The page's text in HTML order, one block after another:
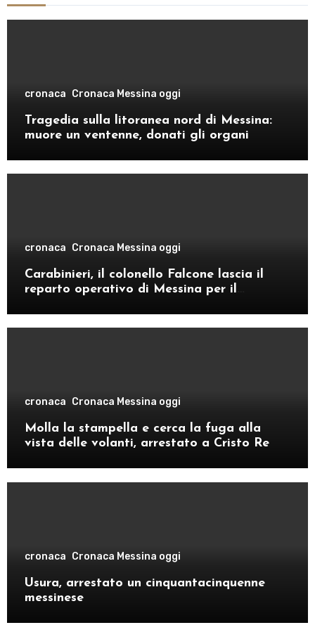
cronaca Cronaca Messina oggi
Tragedia sulla litoranea nord di Messina:
muore un ventenne, donati gli organi
cronaca Cronaca Messina oggi
Carabinieri, il colonello Falcone lascia il
reparto operativo di Messina per il
cronaca Cronaca Messina oggi
Molla la stampella e cerca la fuga alla
vista delle volanti, arrestato a Cristo Re
cronaca Cronaca Messina oggi
Usura, arrestato un cinquantacinquenne
messinese